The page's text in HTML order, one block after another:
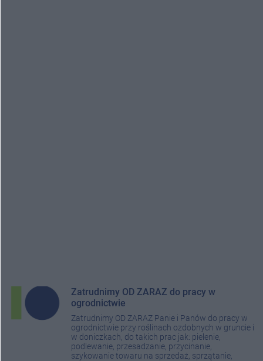
Zatrudnimy OD ZARAZ do pracy w
ogrodnictwie
Zatrudnimy OD ZARAZ Panie i Panów do pracy w
ogrodnictwie przy roślinach ozdobnych w gruncie i
w doniczkach, do takich prac jak: pielenie,
podlewanie, przesadzanie, przycinanie,
szykowanie towaru na sprzedaż, sprzątanie,